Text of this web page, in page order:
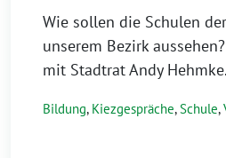
Wie sollen die Schulen
unserem Bezirk
mit Stadtrat Andy Hehmke.
Bildung, Kiezgespräche,Schule,